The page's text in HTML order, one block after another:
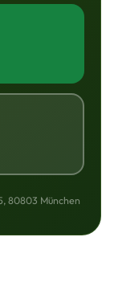
80803 München